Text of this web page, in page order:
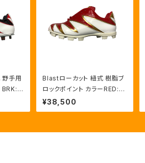
野手用
BRK:R
Blastローカット 紐式 樹脂ブ
ロックポイント カラーRED:G
LD/HWT
¥38,500